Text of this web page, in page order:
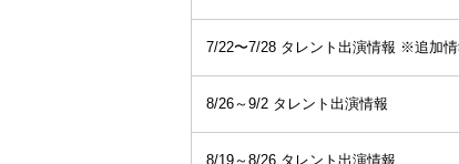
7/22〜7/28 タレント出演情報 ※追加情
8/26～9/2 タレント出演情報
8/19～8/26 タレント出演情報